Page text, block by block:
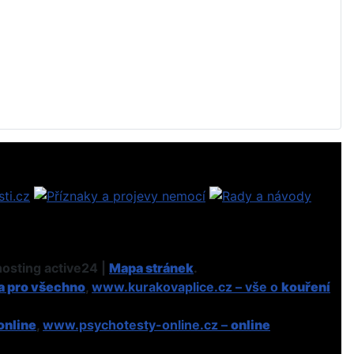
active24 | Mapa stránek.
pro všechno, www.kurakovaplice.cz – vše o kouření
, www.psychotesty-online.cz – online